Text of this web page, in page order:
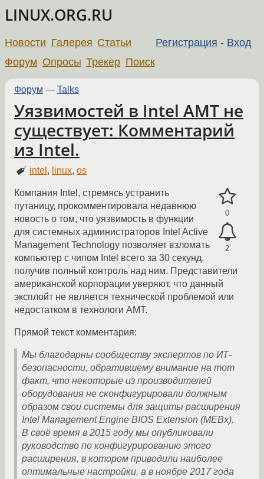
LINUX.ORG.RU
Регистрация - Вход
Новости Галерея Статьи
Форум Опросы Трекер Поиск
Форум — Talks
Уязвимостей в Intel AMT не
существует: Комментарий
из Intel.
intel , linux,os
0
2
Компания Intel, стремясь устранить
путаницу, прокомментировала недавнюю
новость о том, что уязвимость в функции
для системных администраторов Intel Active
Management Technology позволяет взломать
компьютер с чипом Intel всего за 30 секунд,
получив полный контроль над ним. Представители
американской корпорации уверяют, что данный
эксплойт не является технической проблемой или
недостатком в технологи AMT.
Прямой текст комментария:
Мы благодарны сообществу экспертов по ИТ-
безопасности, обратившему внимание на тот
факт, что некоторые из производителей
оборудования не сконфигурировали должным
образом свои системы для защиты расширения
Intel Management Engine BIOS Extension (MEBx).
В своё время в 2015 году мы опубликовали
руководство по конфигурированию этого
расширения, в котором приводили наиболее
оптимальные настройки, а в ноябре 2017 года